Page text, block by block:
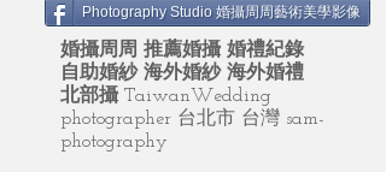
Photography Studio 婚攝周周藝術美學影像
婚攝周周 推薦婚攝 婚禮紀錄
自助婚紗 海外婚紗 海外婚禮
北部攝 TaiwanWedding
photographer 台北市 台灣 sam-
photography